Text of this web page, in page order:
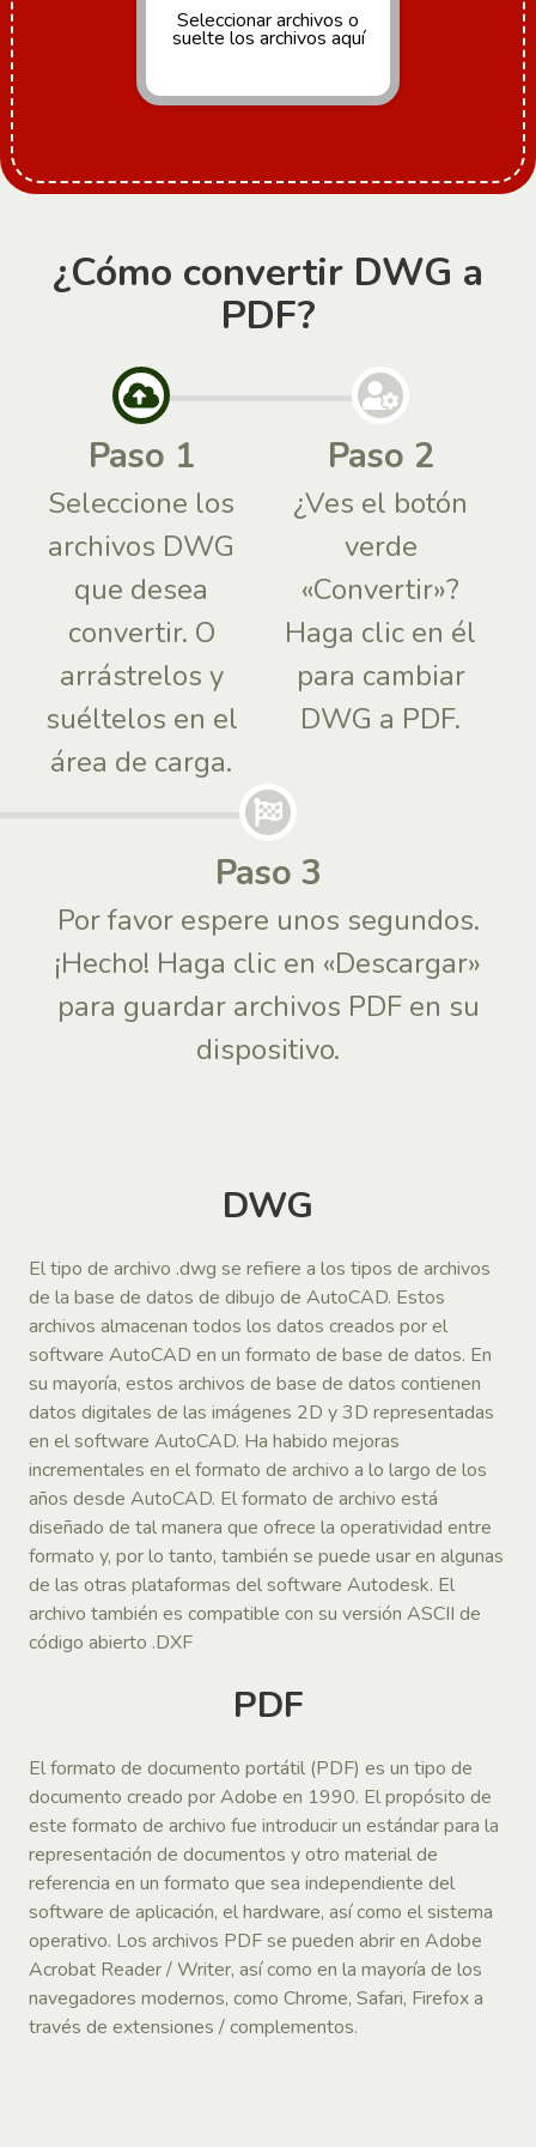
Seleccionar archivos o
suelte los archivos aquí
¿Cómo convertir DWG a
PDF?
Paso 1
Seleccione los
archivos DWG
que desea
convertir. O
arrástrelos y
suéltelos en el
área de carga.
Paso 2
¿Ves el botón
verde
«Convertir»?
Haga clic en él
para cambiar
DWG a PDF.
Paso 3
Por favor espere unos segundos.
¡Hecho! Haga clic en «Descargar»
para guardar archivos PDF en su
dispositivo.
DWG
El tipo de archivo .dwg se refiere a los tipos de archivos
de la base de datos de dibujo de AutoCAD. Estos
archivos almacenan todos los datos creados por el
software AutoCAD en un formato de base de datos. En
su mayoría, estos archivos de base de datos contienen
datos digitales de las imágenes 2D y 3D representadas
en el software AutoCAD. Ha habido mejoras
incrementales en el formato de archivo a lo largo de los
años desde AutoCAD. El formato de archivo está
diseñado de tal manera que ofrece la operatividad entre
formato y, por lo tanto, también se puede usar en algunas
de las otras plataformas del software Autodesk. El
archivo también es compatible con su versión ASCII de
código abierto .DXF
PDF
El formato de documento portátil (PDF) es un tipo de
documento creado por Adobe en 1990. El propósito de
este formato de archivo fue introducir un estándar para la
representación de documentos y otro material de
referencia en un formato que sea independiente del
software de aplicación, el hardware, así como el sistema
operativo. Los archivos PDF se pueden abrir en Adobe
Acrobat Reader / Writer, así como en la mayoría de los
navegadores modernos, como Chrome, Safari, Firefox a
través de extensiones / complementos.